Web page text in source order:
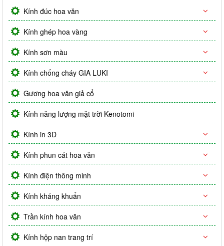
Kính đúc hoa văn
Kính ghép hoa vàng
Kính sơn màu
Kính chống cháy GIA LUKI
Gương hoa văn giả cổ
Kính năng lượng mặt trời Kenotomi
Kính in 3D
Kính phun cát hoa văn
Kính điện thông minh
Kính kháng khuẩn
Trần kính hoa văn
Kính hộp nan trang trí